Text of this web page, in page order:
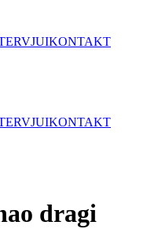
KONTAKT
KONTAKT
dragi